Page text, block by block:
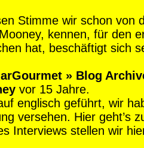
Stimme wir schon von
kennen, für den
hat, beschäftigt sich
» Blog
vor 15 Jahre.
englisch geführt, wir
versehen. Hier geht’s
Interviews stellen wir